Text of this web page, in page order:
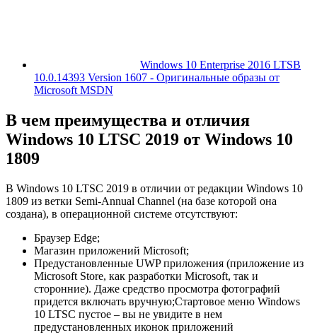
Windows 10 Enterprise 2016 LTSB
10.0.14393 Version 1607 - Оригинальные образы от
Microsoft MSDN
В чем преимущества и отличия
Windows 10 LTSC 2019 от Windows 10
1809
В Windows 10 LTSC 2019 в отличии от редакции Windows 10
1809 из ветки Semi-Annual Channel (на базе которой она
создана), в операционной системе отсутствуют:
Браузер Edge;
Магазин приложений Microsoft;
Предустановленные UWP приложения (приложение из
Microsoft Store, как разработки Microsoft, так и
сторонние). Даже средство просмотра фотографий
придется включать вручную;Стартовое меню Windows
10 LTSC пустое – вы не увидите в нем
предустановленных иконок приложений